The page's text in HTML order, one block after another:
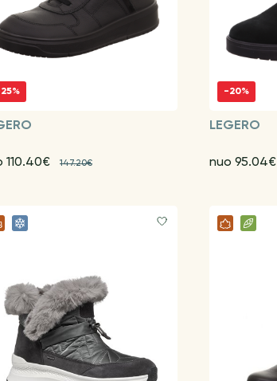
110.40€ 147.20€
-20%
LEGERO
nuo 95.04€